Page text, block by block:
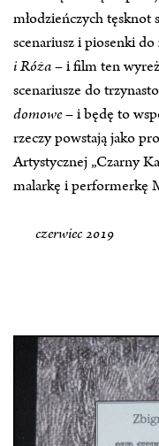
młodzieńczych tęsknot
scenariusz i piosenki
i Róża– i film ten
scenariusze do
domowe– i będę to
rzeczy powstają jako
Artystycznej „Czarny
malarkę i performerkę
czerwiec 2019